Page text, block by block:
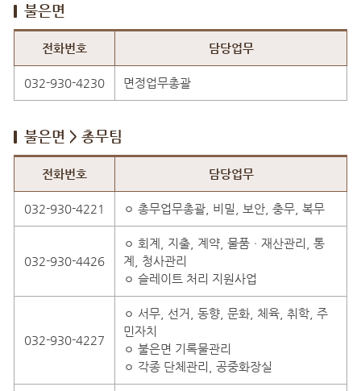
불은면
전화번호 담당업무
032-930-4230 면정업무총괄
불은면 > 총무팀
전화번호 담당업무
032-930-4221 ㅇ 총무업무총괄, 비밀, 보안, 충무, 복무
032-930-4426
ㅇ 회계, 지출, 계약, 물품ㆍ재산관리, 통
계, 청사관리
ㅇ 슬레이트 처리 지원사업
032-930-4227
ㅇ 서무, 선거, 동향, 문화, 체육, 취학, 주
민자치
ㅇ 불은면 기록물관리
ㅇ 각종 단체관리, 공중화장실